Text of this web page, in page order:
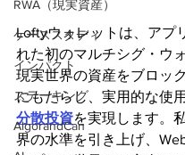
RWA（現実資産）
ケーススタディ
インパクト
ステーキング
AlgorandCan
Loftyウォレットは、アプ
れた初のマルチシグ・ウ
現実世界の資産をブロッ
にもたらし、実用的な使
分散投資を実現します。
界の水準を引き上げ、